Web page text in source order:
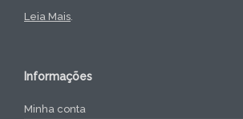
Leia Mais
Informações
Minha conta